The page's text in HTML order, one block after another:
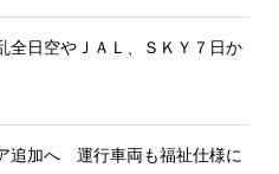
全日空やＪＡＬ、ＳＫＹ７日か
追加へ 運行車両も福祉仕様に